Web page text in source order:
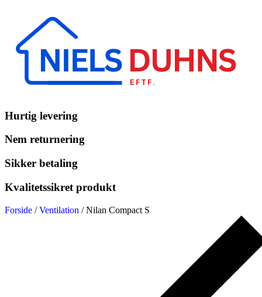
Hurtig levering
Nem returnering
Sikker betaling
Kvalitetssikret produkt
Forside /Ventilation / Nilan Compact S